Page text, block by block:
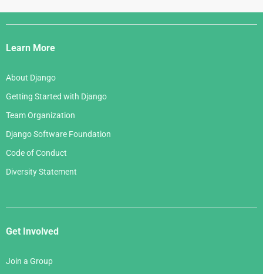
Django
Links
Learn More
About Django
Getting Started with Django
Team Organization
Django Software Foundation
Code of Conduct
Diversity Statement
Get Involved
Join a Group